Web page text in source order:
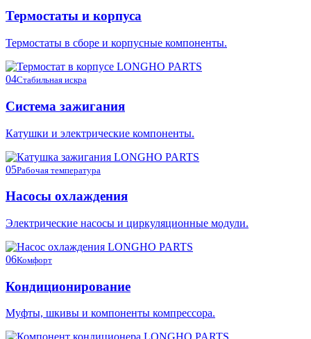
Термостаты и корпуса
Термостаты в сборе и корпусные компоненты.
04Стабильная искра
Система зажигания
Катушки и электрические компоненты.
05Рабочая температура
Насосы охлаждения
Электрические насосы и циркуляционные модули.
06Комфорт
Кондиционирование
Муфты, шкивы и компоненты компрессора.